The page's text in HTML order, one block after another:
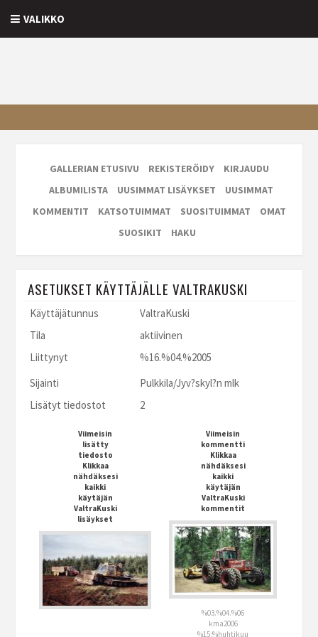
VALIKKO
GALLERIAN ETUSIVU REKISTERÖIDY
KIRJAUDU
ALBUMILISTA
UUSIMMAT LISÄYKSET
UUSIMMAT
KOMMENTIT
KATSOTUIMMAT SUOSITUIMMAT
OMAT
SUOSIKIT
HAKU
ASETUKSET KÄYTTÄJÄLLE VALTRAKUSKI
Käyttäjätunnus
ValtraKuski
Tila
aktiivinen
Liittynyt
%16.%04.%2005
Sijainti
Pulkkila/Jyv?skyl?n mlk
Lisätyt tiedostot
2
Viimeisin
lisätty
tiedosto
Klikkaa
nähdäksesi
kaikki
käytäjän
ValtraKuski
lisäykset
Viimeisin
kommentti
Klikkaa
nähdäksesi
kaikki
käytäjän
ValtraKuski
kommentit
%03.%04.%06
kma2006
%15:%huhtikuu